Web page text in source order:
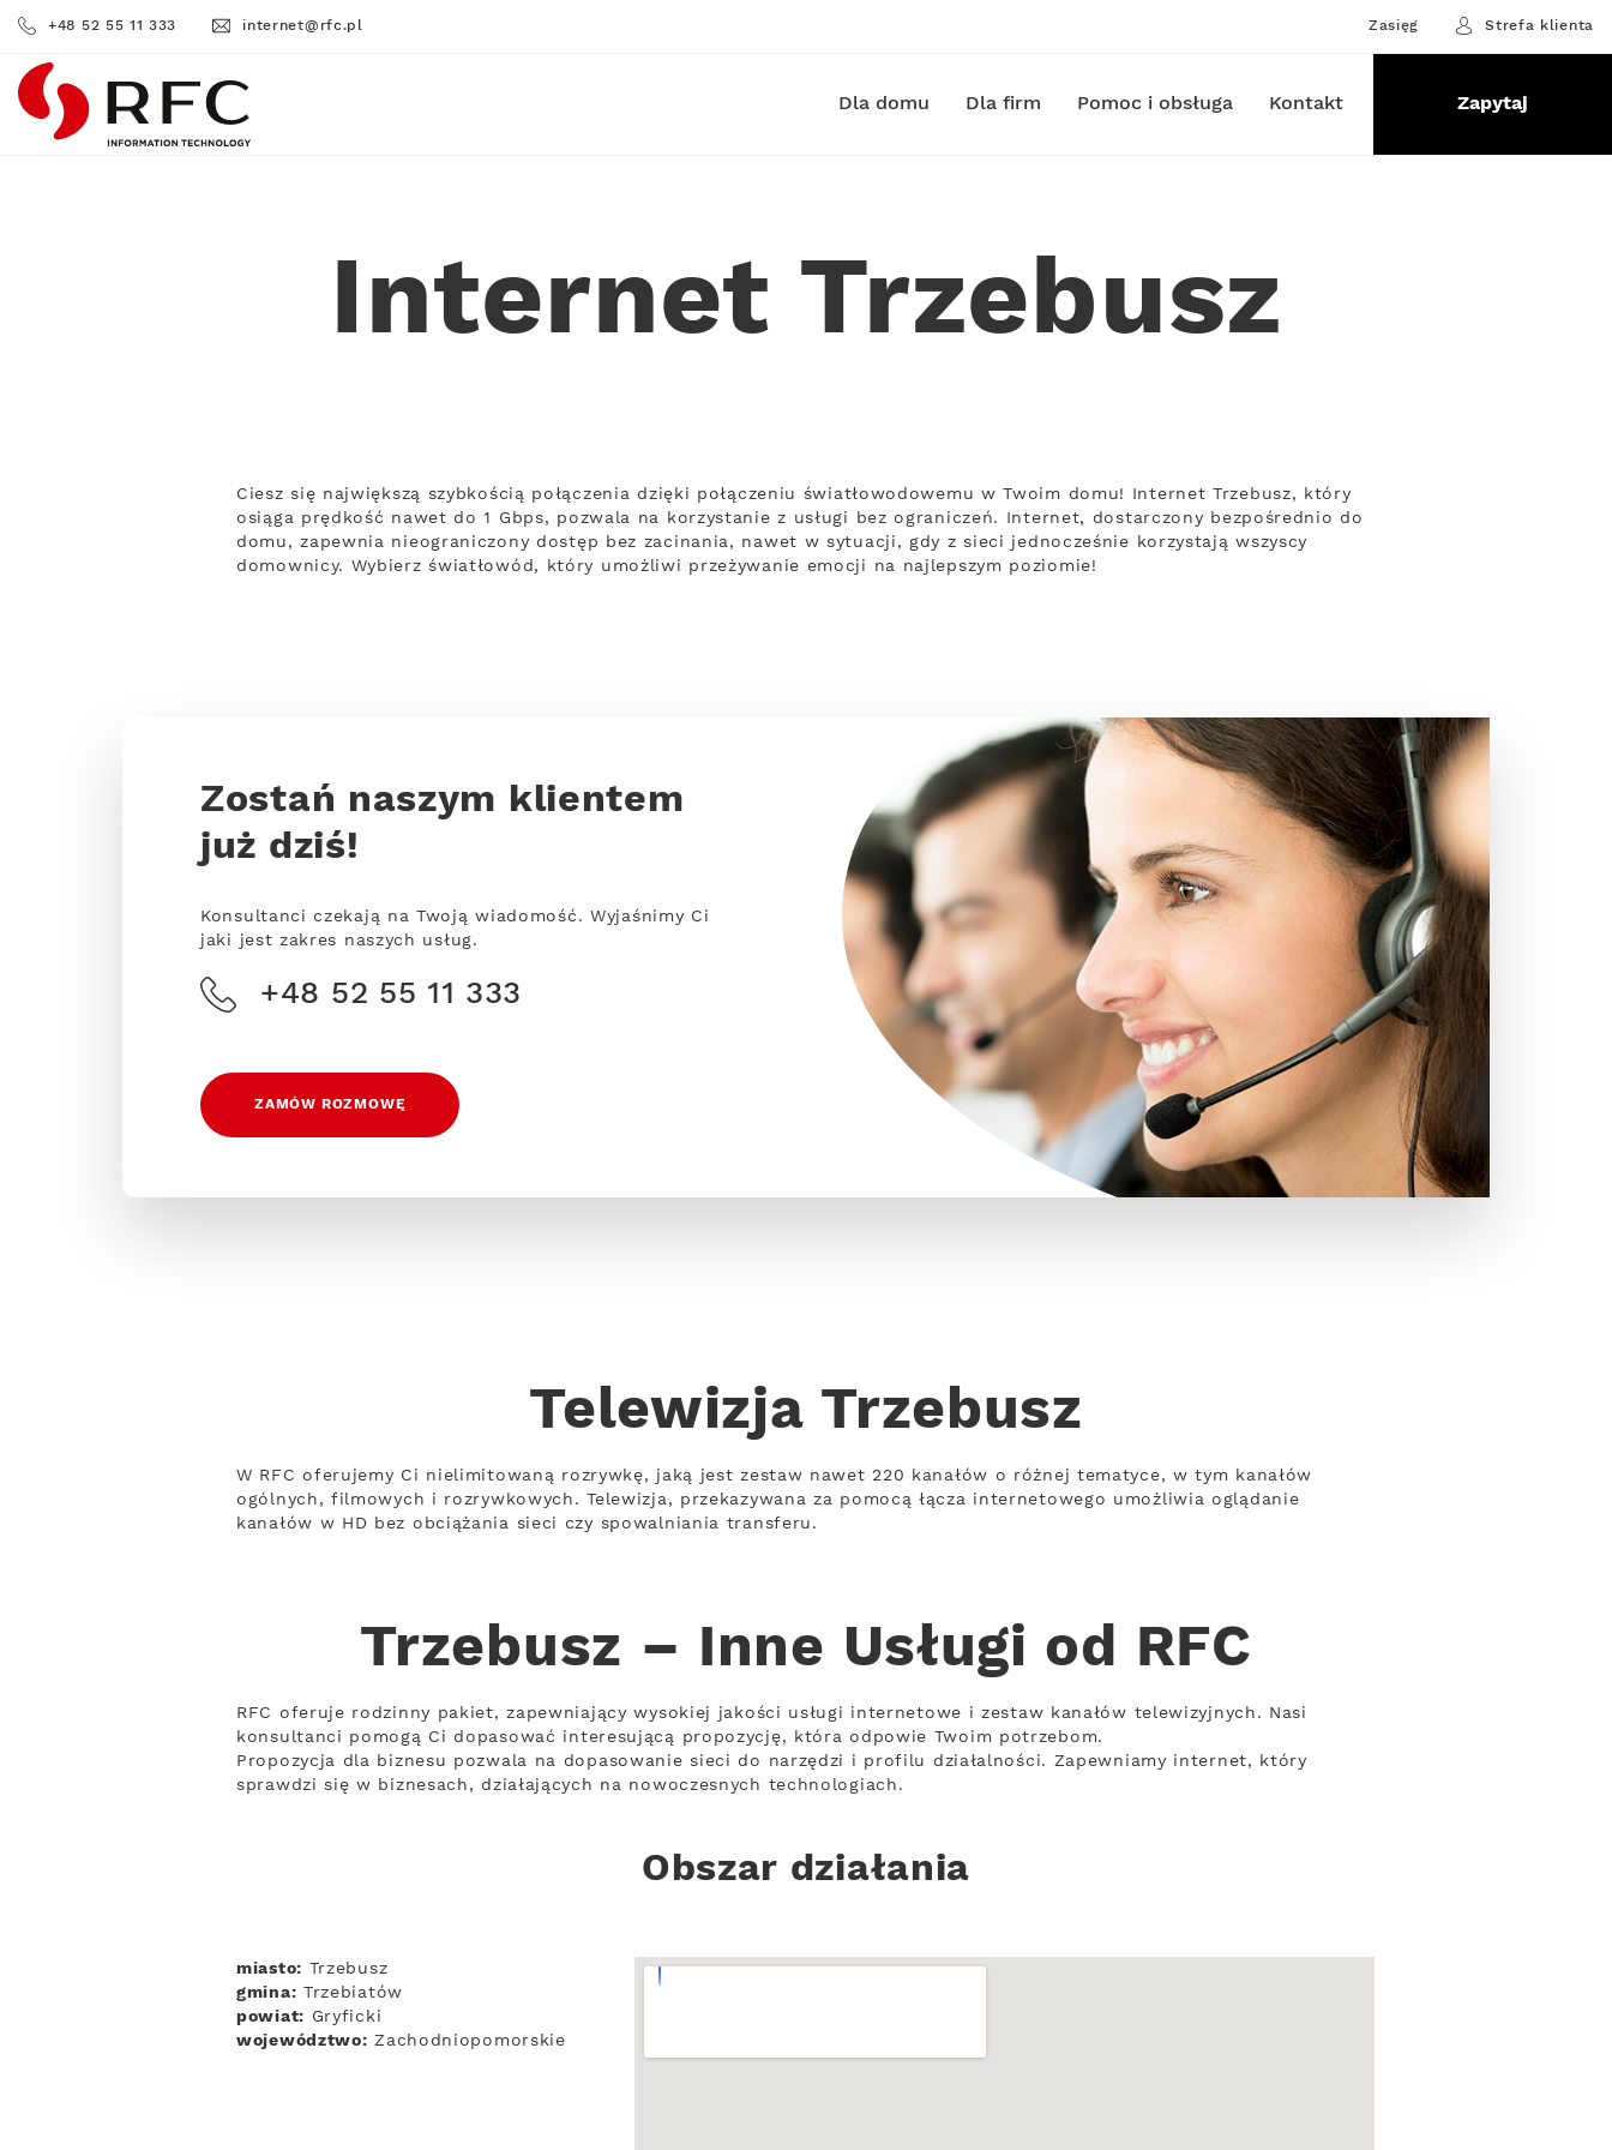
+48 52 55 11 333 internet@rfc.pl Zasięg Strefa klienta
RFC Dla domu Dla firm Pomoc i obsługa Kontakt Zapytaj
Internet Trzebusz
Ciesz się największą szybkością połączenia dzięki połączeniu światłowodowemu w Twoim domu! Internet Trzebusz, który
osiąga prędkość nawet do 1 Gbps, pozwala na korzystanie z usługi bez ograniczeń. Internet, dostarczony bezpośrednio do
domu, zapewnia nieograniczony dostęp bez zacinania, nawet w sytuacji, gdy z sieci jednocześnie korzystają wszyscy
domownicy. Wybierz światłowód, który umożliwi przeżywanie emocji na najlepszym poziomie!
Zostań naszym klientem
już dziś!
Konsultanci czekają na Twoją wiadomość. Wyjaśnimy Ci
jaki jest zakres naszych usług.
+48 52 55 11 333
ZAMÓW ROZMOWĘ
Telewizja Trzebusz
W RFC oferujemy Ci nielimitowaną rozrywkę, jaką jest zestaw nawet 220 kanałów o różnej tematyce, w tym kanałów
ogólnych, filmowych i rozrywkowych. Telewizja, przekazywana za pomocą łącza internetowego umożliwia oglądanie
kanałów w HD bez obciążania sieci czy spowalniania transferu.
Trzebusz – Inne Usługi od RFC
RFC oferuje rodzinny pakiet, zapewniający wysokiej jakości usługi internetowe i zestaw kanałów telewizyjnych. Nasi
konsultanci pomogą Ci dopasować interesującą propozycję, która odpowie Twoim potrzebom.
Propozycja dla biznesu pozwala na dopasowanie sieci do narzędzi i profilu działalności. Zapewniamy internet, który
sprawdzi się w biznesach, działających na nowoczesnych technologiach.
Obszar działania
miasto: Trzebusz
gmina: Trzebiatów
powiat: Gryficki
województwo: Zachodniopomorskie